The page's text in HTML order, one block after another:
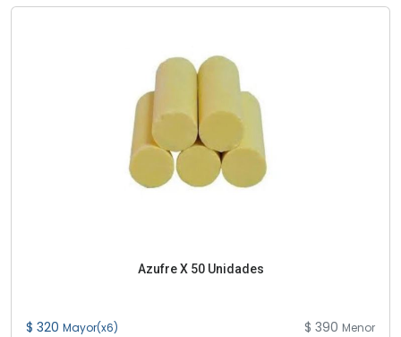
Azufre X 50 Unidades
$ 320 Mayor(x6) $ 390 Menor